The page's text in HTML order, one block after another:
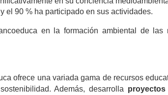
el 90 % ha participado en sus actividades.
en la formación ambiental de
ofrece una variada gama de recursos
Además, desarrolla proyectos